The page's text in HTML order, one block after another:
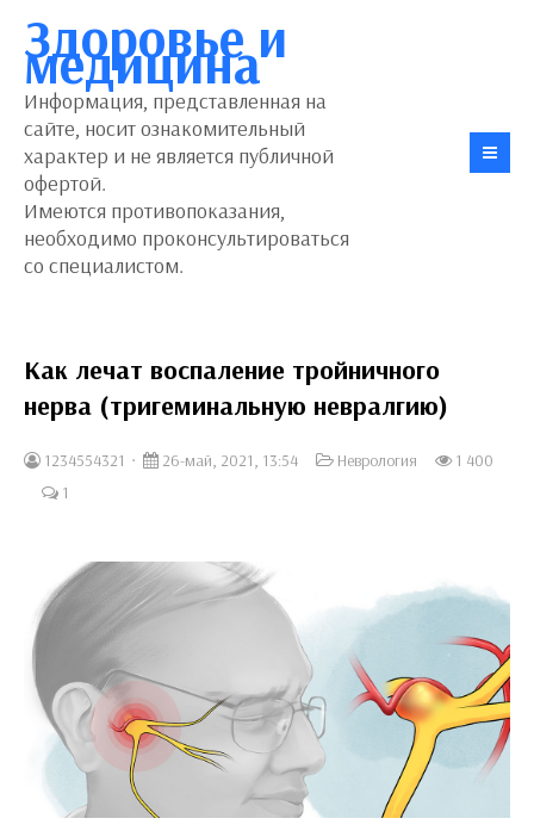
Здоровье и
медицина
Информация, представленная на
сайте, носит ознакомительный
характер и не является публичной
офертой.
Имеются противопоказания,
необходимо проконсультироваться
со специалистом.
Как лечат воспаление тройничного
нерва (тригеминальную невралгию)
1234554321 26-май, 2021, 13:54 Неврология
1 400
1